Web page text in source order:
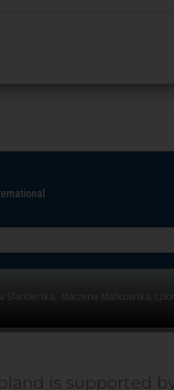
Standerska, Marzena Matkowska,
is supported